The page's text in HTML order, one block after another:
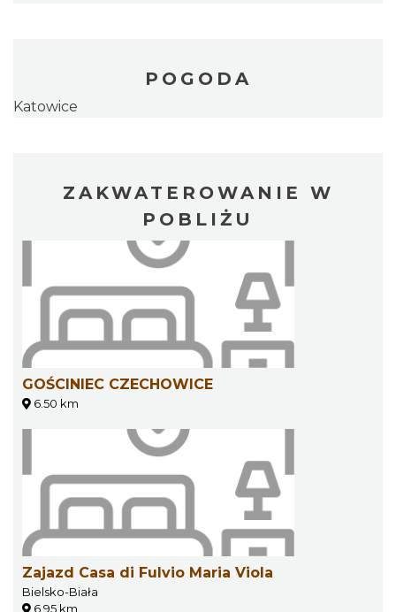
POGODA
Katowice
ZAKWATEROWANIE W
POBLIŻU
GOŚCINIEC CZECHOWICE
6.50 km
Zajazd Casa di Fulvio Maria Viola
Bielsko-Biała
6.95 km